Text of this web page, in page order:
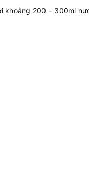
khoảng 200 – 300ml